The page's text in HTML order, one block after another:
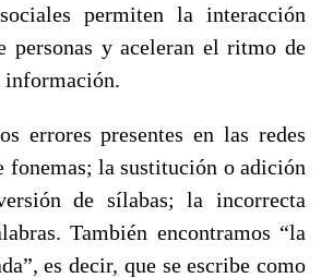
permiten la interacción
personas y aceleran el ritmo de
información.
errores presentes en las redes
fonemas; la sustitución o adición
de sílabas; la incorrecta
También encontramos “la
es decir, que se escribe como